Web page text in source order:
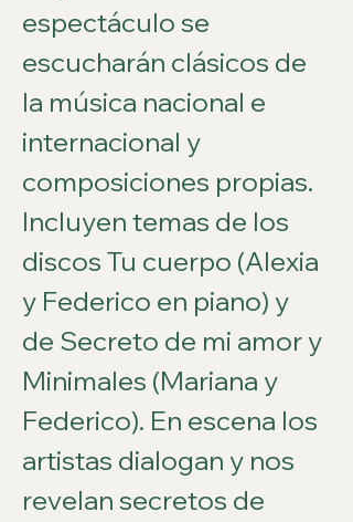
espectáculo se
escucharán clásicos de
la música nacional e
internacional y
composiciones propias.
Incluyen temas de los
discos Tu cuerpo (Alexia
y Federico en piano) y
de Secreto de mi amor y
Minimales (Mariana y
Federico). En escena los
artistas dialogan y nos
revelan secretos de